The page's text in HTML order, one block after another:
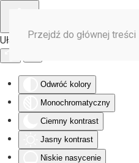
Ułatwienia dostępu
Odwróć kolory
Monochromatyczny
Ciemny kontrast
Jasny kontrast
Niskie nasycenie
Przejdź do głównej treści